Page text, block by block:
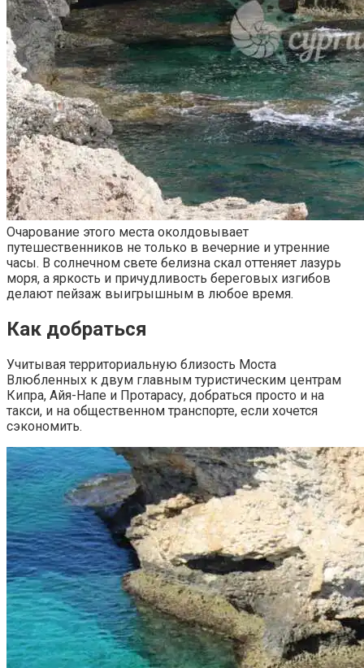
Очарование этого места околдовывает
путешественников не только в вечерние и утренние
часы. В солнечном свете белизна скал оттеняет лазурь
моря, а яркость и причудливость береговых изгибов
делают пейзаж выигрышным в любое время.
Как добраться
Учитывая территориальную близость Моста
Влюбленных к двум главным туристическим центрам
Кипра, Айя-Напе и Протарасу, добраться просто и на
такси, и на общественном транспорте, если хочется
сэкономить.